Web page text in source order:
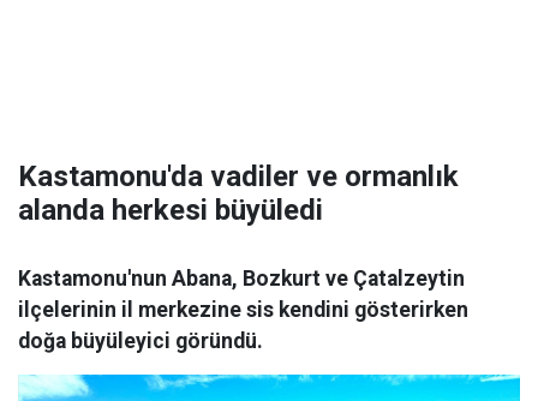
Kastamonu'da vadiler ve ormanlık
alanda herkesi büyüledi
Kastamonu'nun Abana, Bozkurt ve Çatalzeytin
ilçelerinin il merkezine sis kendini gösterirken
doğa büyüleyici göründü.